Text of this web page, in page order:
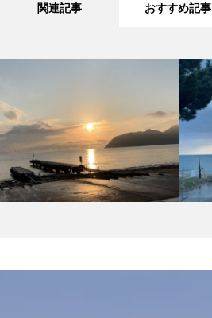
関連記事 おすすめ記事